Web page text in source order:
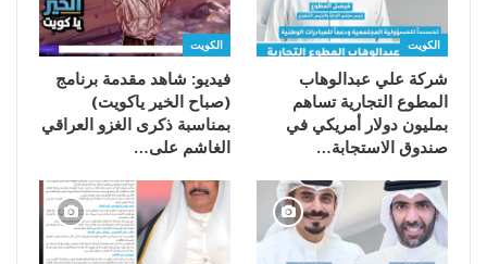
الكويت
شركة علي عبدالوهاب
المطوع التجارية تساهم
بمليون دولار أمريكي في
صندوق الاستجابة…
الكويت
فيديو: شاهد مقدمة برنامج
(صباح الخير ياكويت)
بمناسبة ذكرى الغزو العراقي
الغاشم على…